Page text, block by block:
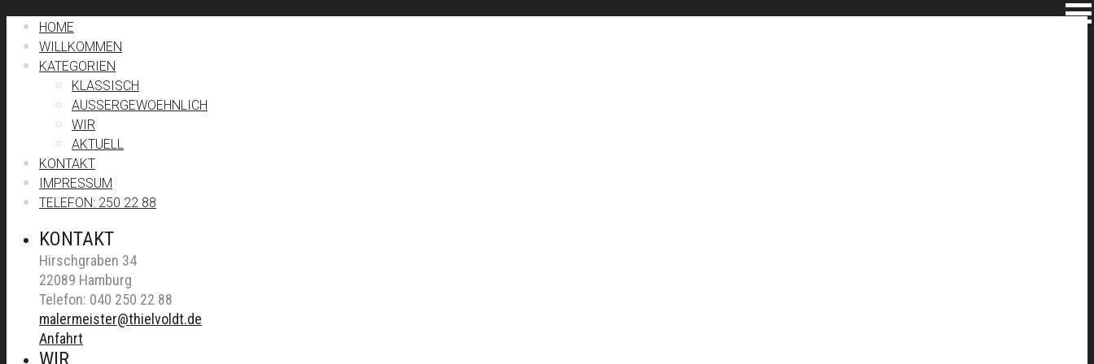
HOME
WILLKOMMEN
KATEGORIEN
KLASSISCH
AUSSERGEWOEHNLICH
WIR
AKTUELL
KONTAKT
IMPRESSUM
TELEFON: 250 22 88
KONTAKT
Hirschgraben 34
22089 Hamburg
Telefon: 040 250 22 88
malermeister@thielvoldt.de
Anfahrt
WIR